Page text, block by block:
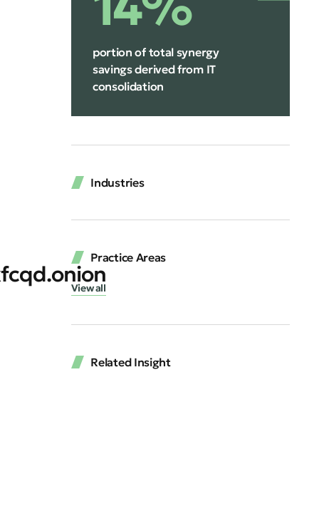
portion of total synergy
savings derived from IT
consolidation
Industries
Practice Areas
View all
Related Insight